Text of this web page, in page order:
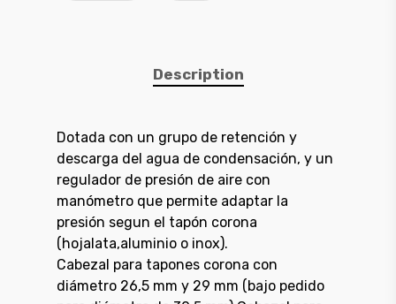
Description
Dotada con un grupo de retención y
descarga del agua de condensación, y un
regulador de presión de aire con
manómetro que permite adaptar la
presión segun el tapón corona
(hojalata,aluminio o inox).
Cabezal para tapones corona con
diámetro 26,5 mm y 29 mm (bajo pedido